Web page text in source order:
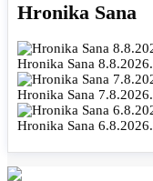
Hronika Sana
Hronika Sana 8.8.2026.
Hronika Sana 7.8.2026.
Hronika Sana 6.8.2026.